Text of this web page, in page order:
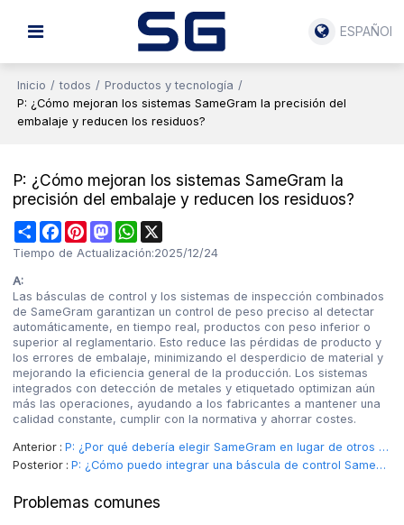
ESPAÑOL
Inicio / todos / Productos y tecnología /
P: ¿Cómo mejoran los sistemas SameGram la precisión del
embalaje y reducen los residuos?
P: ¿Cómo mejoran los sistemas SameGram la
precisión del embalaje y reducen los residuos?
ShareFacebookPinterestMastodonWhatsApp
Tiempo de Actualización:2025/12/24
A:
Las básculas de control y los sistemas de inspección combinados
de SameGram garantizan un control de peso preciso al detectar
automáticamente, en tiempo real, productos con peso inferior o
superior al reglamentario. Esto reduce las pérdidas de producto y
los errores de embalaje, minimizando el desperdicio de material y
mejorando la eficiencia general de la producción. Los sistemas
integrados con detección de metales y etiquetado optimizan aún
más las operaciones, ayudando a los fabricantes a mantener una
calidad constante, cumplir con la normativa y ahorrar costes.
Anterior
P: ¿Por qué debería elegir SameGram en lugar de otros fabricantes de básculas de control o máquinas
Posterior
P: ¿Cómo puedo integrar una báscula de control SameGram en mi línea de producción existente?
Problemas comunes